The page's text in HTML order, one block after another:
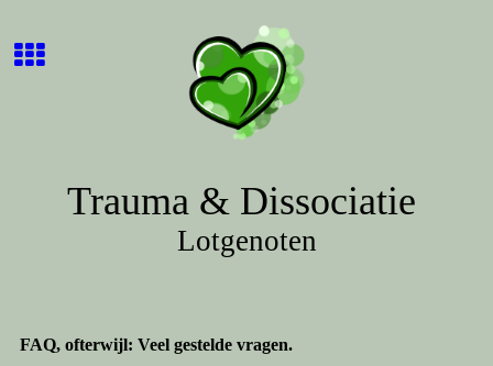
Trauma & Dissociatie
Lotgenoten
FAQ, ofterwijl: Veel gestelde vragen.